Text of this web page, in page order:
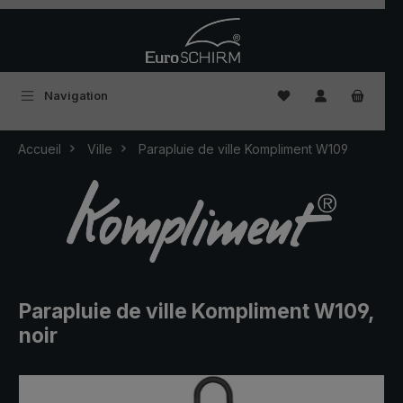
Navigation Vous avez 0
Accueil Ville Parapluie de ville Kompliment W109
Parapluie de ville Kompliment W109,
noir